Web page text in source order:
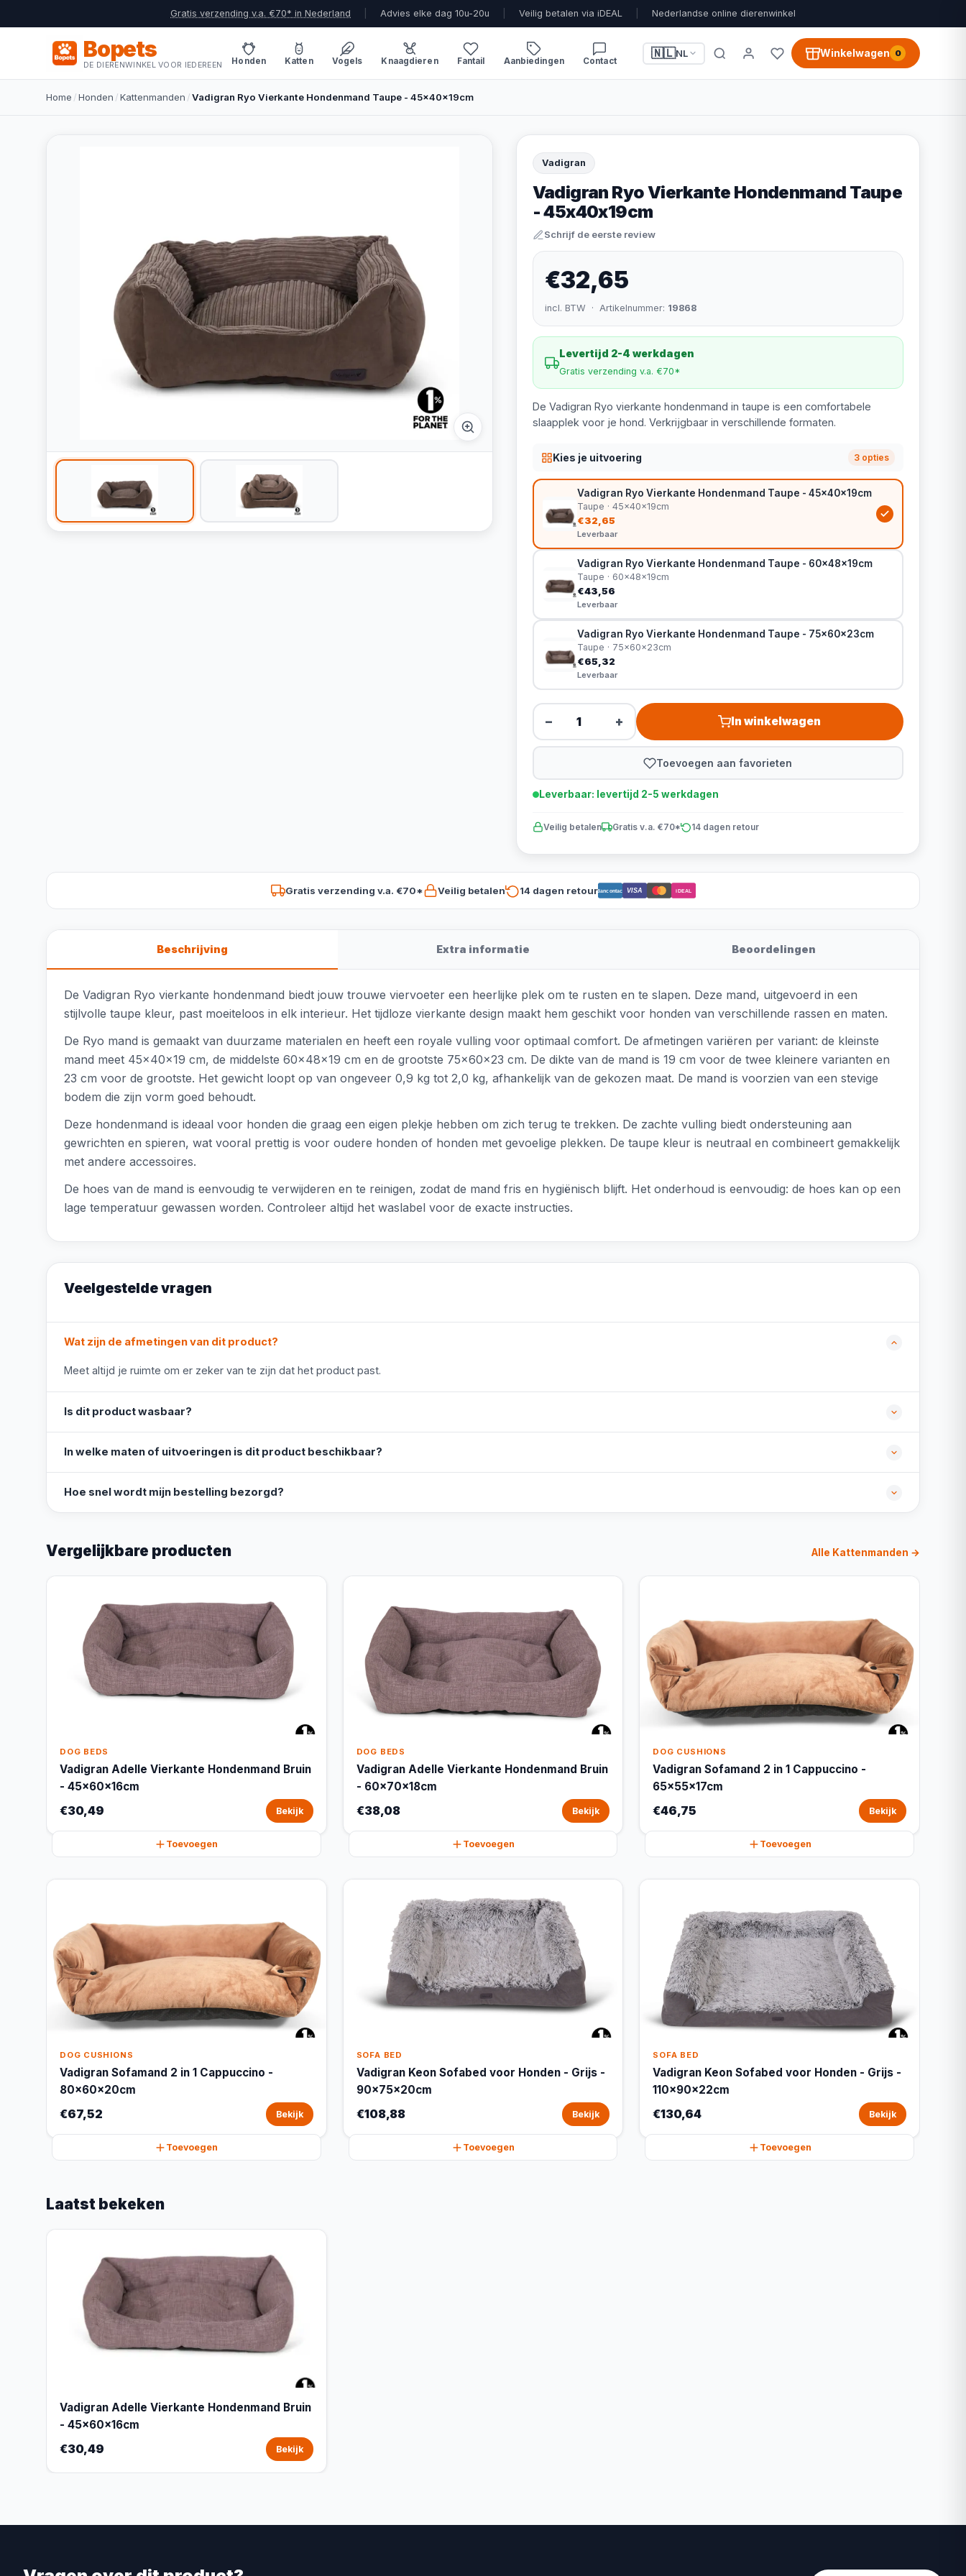
Gratis verzending v.a. €70* in Nederland Advies elke dag 10u-20u Veilig betalen via iDEAL Nederlandse online dierenwinkel
Bopets
DE DIERENWINKEL VOOR IEDEREEN Honden Katten Vogels Knaagdieren Fantail Aanbiedingen Contact
🇳🇱NL Winkelwagen 0
Home /Honden /Kattenmanden /Vadigran Ryo Vierkante Hondenmand Taupe - 45x40x19cm
Vadigran
Vadigran Ryo Vierkante Hondenmand Taupe
- 45x40x19cm
Schrijf de eerste review
€32,65
incl. BTW · Artikelnummer: 19868
Levertijd 2-4 werkdagen
Gratis verzending v.a. €70*
De Vadigran Ryo vierkante hondenmand in taupe is een comfortabele
slaapplek voor je hond. Verkrijgbaar in verschillende formaten.
Kies je uitvoering 3 opties
Vadigran Ryo Vierkante Hondenmand Taupe - 45x40x19cm
Taupe · 45x40x19cm
€32,65
Leverbaar
Vadigran Ryo Vierkante Hondenmand Taupe - 60x48x19cm
Taupe · 60x48x19cm
€43,56
Leverbaar
Vadigran Ryo Vierkante Hondenmand Taupe - 75x60x23cm
Taupe · 75x60x23cm
€65,32
Leverbaar
− + In winkelwagen
Toevoegen aan favorieten
Leverbaar: levertijd 2-5 werkdagen
Veilig betalen Gratis v.a. €70* 14 dagen retour
Gratis verzending v.a. €70* Veilig betalen 14 dagen retourBancontact VISA iDEAL
Beschrijving Extra informatie Beoordelingen
De Vadigran Ryo vierkante hondenmand biedt jouw trouwe viervoeter een heerlijke plek om te rusten en te slapen. Deze mand, uitgevoerd in een
stijlvolle taupe kleur, past moeiteloos in elk interieur. Het tijdloze vierkante design maakt hem geschikt voor honden van verschillende rassen en maten.
De Ryo mand is gemaakt van duurzame materialen en heeft een royale vulling voor optimaal comfort. De afmetingen variëren per variant: de kleinste
mand meet 45x40x19 cm, de middelste 60x48x19 cm en de grootste 75x60x23 cm. De dikte van de mand is 19 cm voor de twee kleinere varianten en
23 cm voor de grootste. Het gewicht loopt op van ongeveer 0,9 kg tot 2,0 kg, afhankelijk van de gekozen maat. De mand is voorzien van een stevige
bodem die zijn vorm goed behoudt.
Deze hondenmand is ideaal voor honden die graag een eigen plekje hebben om zich terug te trekken. De zachte vulling biedt ondersteuning aan
gewrichten en spieren, wat vooral prettig is voor oudere honden of honden met gevoelige plekken. De taupe kleur is neutraal en combineert gemakkelijk
met andere accessoires.
De hoes van de mand is eenvoudig te verwijderen en te reinigen, zodat de mand fris en hygiënisch blijft. Het onderhoud is eenvoudig: de hoes kan op een
lage temperatuur gewassen worden. Controleer altijd het waslabel voor de exacte instructies.
Veelgestelde vragen
Wat zijn de afmetingen van dit product?
Meet altijd je ruimte om er zeker van te zijn dat het product past.
Is dit product wasbaar?
In welke maten of uitvoeringen is dit product beschikbaar?
Hoe snel wordt mijn bestelling bezorgd?
Vergelijkbare producten Alle Kattenmanden →
DOG BEDS
Vadigran Adelle Vierkante Hondenmand Bruin
- 45x60x16cm
€30,49 Bekijk
Toevoegen
DOG BEDS
Vadigran Adelle Vierkante Hondenmand Bruin
- 60x70x18cm
€38,08 Bekijk
Toevoegen
DOG CUSHIONS
Vadigran Sofamand 2 in 1 Cappuccino -
65x55x17cm
€46,75 Bekijk
Toevoegen
DOG CUSHIONS
Vadigran Sofamand 2 in 1 Cappuccino -
80x60x20cm
€67,52 Bekijk
Toevoegen
SOFA BED
Vadigran Keon Sofabed voor Honden - Grijs -
90x75x20cm
€108,88 Bekijk
Toevoegen
SOFA BED
Vadigran Keon Sofabed voor Honden - Grijs -
110x90x22cm
€130,64 Bekijk
Toevoegen
Laatst bekeken
Vadigran Adelle Vierkante Hondenmand Bruin
- 45x60x16cm
€30,49 Bekijk